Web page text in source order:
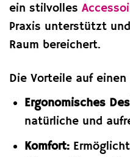
ein stilvolles
Praxis unterstützt
Raum bereichert.
Die Vorteile auf einen
Ergonomisches
natürliche und
Komfort: